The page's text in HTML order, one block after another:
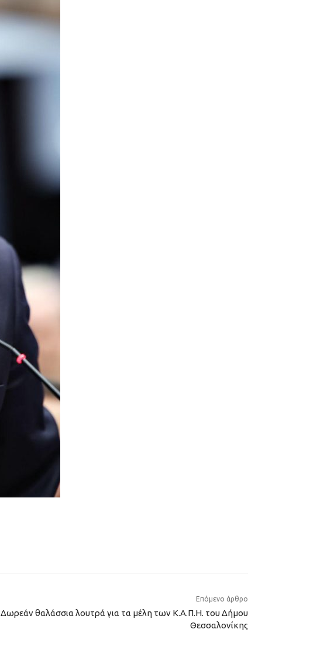
Επόμενο άρθρο
Δωρεάν θαλάσσια λουτρά για τα μέλη των Κ.Α.Π.Η. του Δήμου
Θεσσαλονίκης